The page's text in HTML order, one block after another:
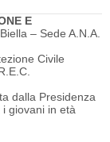
E
Biella – Sede A.N.A.
Civile
dalla Presidenza
giovani in età